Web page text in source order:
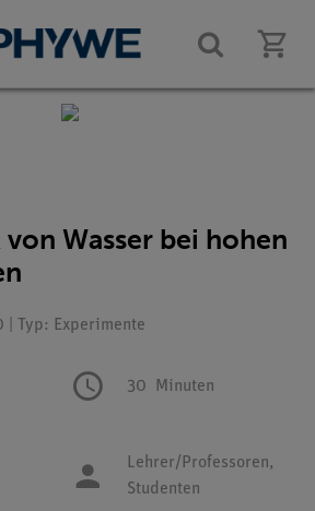
Wasser bei hohen
Typ: Experimente
30 Minuten
Lehrer/Professoren,
Studenten